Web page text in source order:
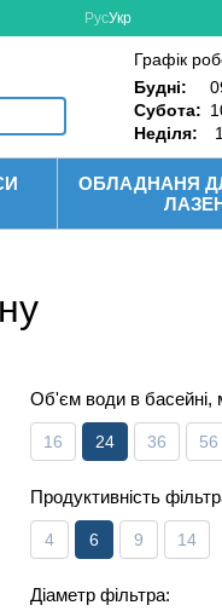
РусУкр
Графік
Будні:
Субота:
Неділя:
ОБЛАДНАНЯ
Об'єм води в басейні,
16 24 36 56
Продуктивність
4 6 9 14
Діаметр фільтра: